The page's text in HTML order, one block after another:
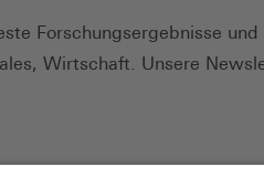
Forschungsergebnisse
Wirtschaft. Unsere